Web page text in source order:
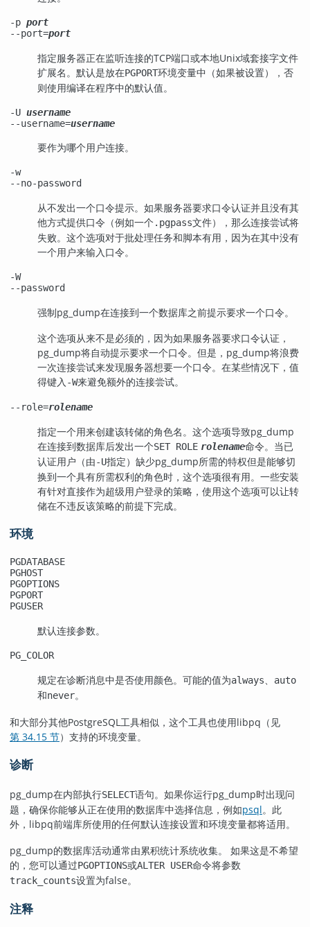
-p port
--port=port
指定服务器正在监听连接的TCP端口或本地Unix域套接字文件
扩展名。默认是放在PGPORT环境变量中（如果被设置），否
则使用编译在程序中的默认值。
-U username
--username=username
要作为哪个用户连接。
-w
--no-password
从不发出一个口令提示。如果服务器要求口令认证并且没有其
他方式提供口令（例如一个 .pgpass文件），那么连接尝试将
失败。这个选项对于批处理任务和脚本有用，因为在其中没有
一个用户来输入口令。
-W
--password
强制pg_dump在连接到一个数据库之前提示要求一个口令。
这个选项从来不是必须的，因为如果服务器要求口令认证，
pg_dump将自动提示要求一个口令。但是， pg_dump将浪费
一次连接尝试来发现服务器想要一个口令。在某些情况下，值
得键入 -W来避免额外的连接尝试。
--role=rolename
指定一个用来创建该转储的角色名。这个选项导致pg_dump
在连接到数据库后发出一个SET ROLE rolename命令。当已
认证用户（由-U指定）缺少pg_dump所需的特权但是能够切
换到一个具有所需权利的角色时，这个选项很有用。一些安装
有针对直接作为超级用户登录的策略，使用这个选项可以让转
储在不违反该策略的前提下完成。
环境
PGDATABASE
PGHOST
PGOPTIONS
PGPORT
PGUSER
默认连接参数。
PG_COLOR
规定在诊断消息中是否使用颜色。可能的值为always、 auto
和never。
和大部分其他PostgreSQL 工具相似，这个工具也使用libpq （见
第 34.15 节）支持的环境变量。
诊断
pg_dump在内部执行SELECT语句。如果你运行pg_dump时出现问
题，确保你能够从正在使用的数据库中选择信息，例如psql。此
外， libpq前端库所使用的任何默认连接设置和环境变量都将适用。
pg_dump的数据库活动通常由累积统计系统收集。 如果这是不希望
的，您可以通过PGOPTIONS或ALTER USER命令将参数
track_counts设置为false。
注释